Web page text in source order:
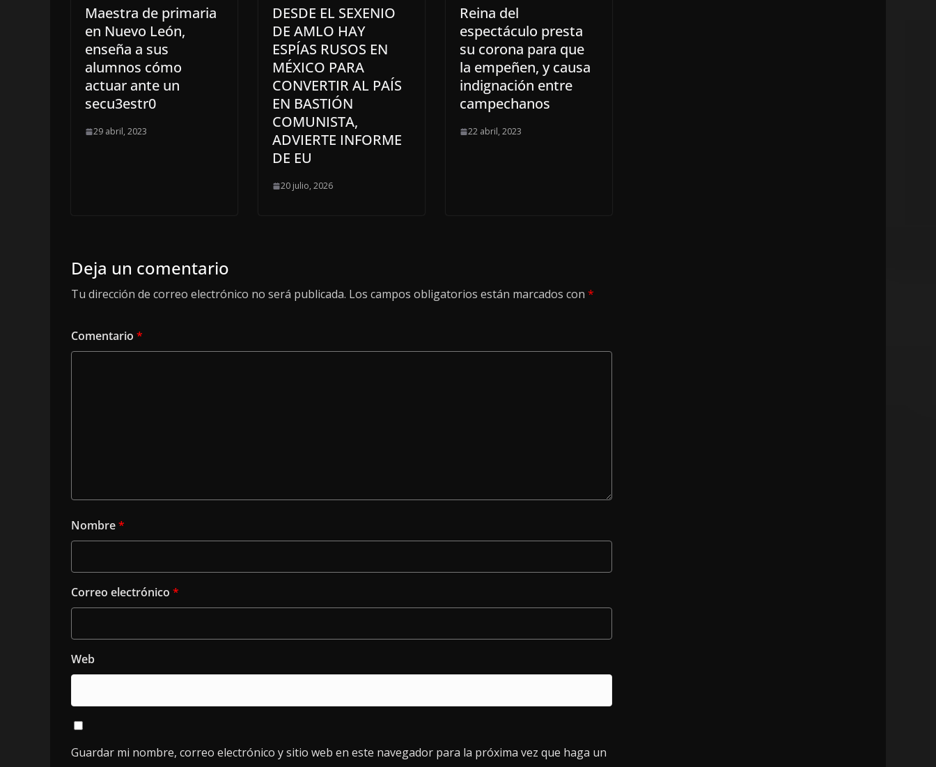
Maestra de primaria
en Nuevo León,
enseña a sus
alumnos cómo
actuar ante un
secu3estr0
29 abril, 2023
DESDE EL SEXENIO
DE AMLO HAY
ESPÍAS RUSOS EN
MÉXICO PARA
CONVERTIR AL PAÍS
EN BASTIÓN
COMUNISTA,
ADVIERTE INFORME
DE EU
20 julio, 2026
Reina del
espectáculo presta
su corona para que
la empeñen, y causa
indignación entre
campechanos
22 abril, 2023
Deja un comentario
Tu dirección de correo electrónico no será publicada. Los campos obligatorios están marcados con *
Comentario *
Nombre*
Correo electrónico *
Web
Guardar mi nombre, correo electrónico y sitio web en este navegador para la próxima vez que haga un